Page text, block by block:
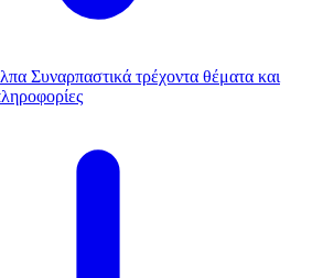
Συναρπαστικά τρέχοντα θέματα και